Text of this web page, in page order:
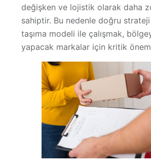
değişken ve lojistik olarak daha
sahiptir. Bu nedenle doğru
taşıma modeli ile çalışmak,
yapacak markalar için kritik önem